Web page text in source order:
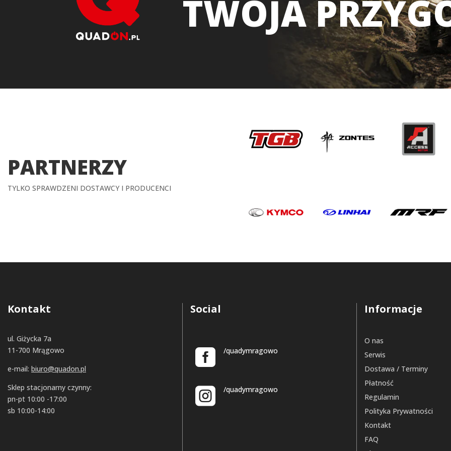
TWOJA
PARTNERZY
TYLKO SPRAWDZENI DOSTAWCY I PRODUCENCI
Kontakt
ul. Giżycka 7a
11-700 Mrągowo
e-mail: biuro@quadon.pl
Sklep stacjonarny czynny:
pn-pt 10:00 -17:00
sb 10:00-14:00
Social
/quadymragowo
/quadymragowo
Informacje
O nas
Serwis
Dostawa / Terminy
Płatność
Regulamin
Polityka Prywatności
Kontakt
FAQ